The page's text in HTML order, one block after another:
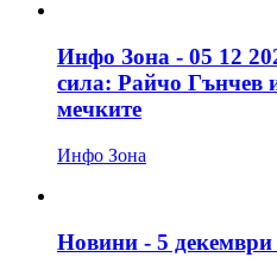
Инфо Зона - 05 12
сила: Райчо Гънчев
мечките
Инфо Зона
Новини - 5 декември